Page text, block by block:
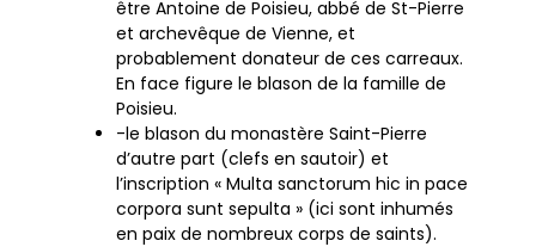
être Antoine de Poisieu, abbé de St-Pierre
et archevêque de Vienne, et
probablement donateur de ces carreaux.
En face figure le blason de la famille de
Poisieu.
-le blason du monastère Saint-Pierre
d’autre part (clefs en sautoir) et
l’inscription « Multa sanctorum hic in pace
corpora sunt sepulta » (ici sont inhumés
en paix de nombreux corps de saints).